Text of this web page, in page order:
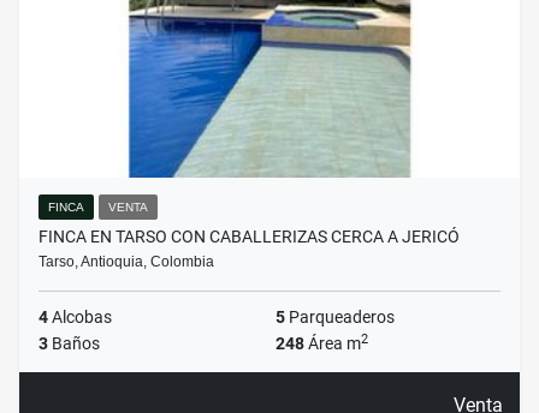
FINCA VENTA
FINCA EN TARSO CON CABALLERIZAS CERCA A JERICÓ
Tarso, Antioquia, Colombia
4Alcobas 5 Parqueaderos
3 Baños 248Área m2
Venta